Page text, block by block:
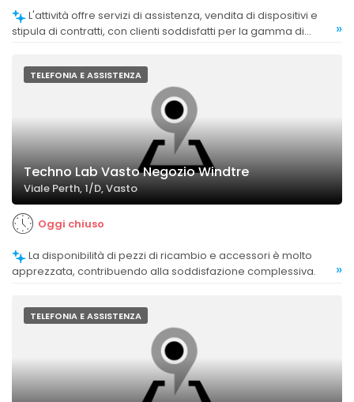
stipula di contratti, con clienti soddisfatti per la gamma di
»
TELEFONIA E ASSISTENZA
Techno Lab Vasto Negozio Windtre
Viale Perth, 1/D, Vasto
Oggi chiuso
apprezzata, contribuendo alla soddisfazione complessiva.
»
TELEFONIA E ASSISTENZA